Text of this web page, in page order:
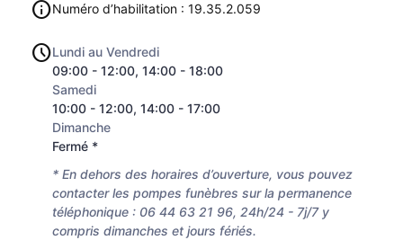
Numéro d’habilitation : 19.35.2.059
Lundi au Vendredi
09:00 - 12:00, 14:00 - 18:00
Samedi
10:00 - 12:00, 14:00 - 17:00
Dimanche
Fermé *
* En dehors des horaires d’ouverture, vous pouvez
contacter les pompes funèbres sur la permanence
téléphonique : 06 44 63 21 96, 24h/24 - 7j/7 y
compris dimanches et jours fériés.